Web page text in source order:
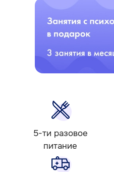
5-ти разовое
питание